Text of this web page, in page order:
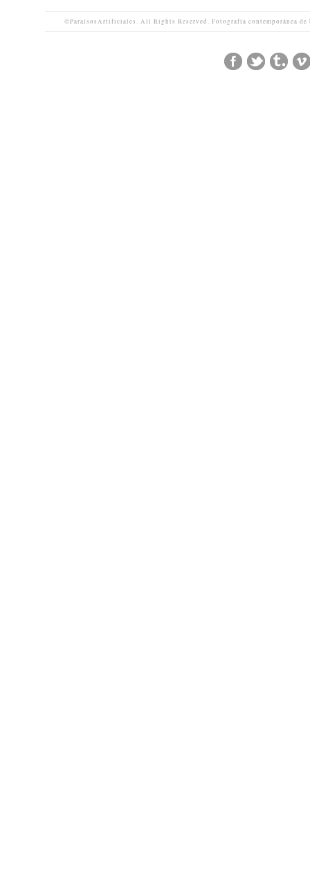
©ParaísosArtificiales. All Rights Reserved. Fotografía contemporánea